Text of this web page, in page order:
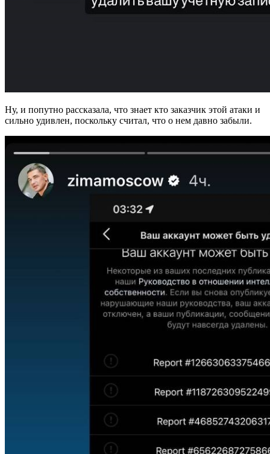
Ну, и попутно рассказала, что знает кто заказчик этой атаки и
сильно удивлен, поскольку считал, что о нем давно забыли.